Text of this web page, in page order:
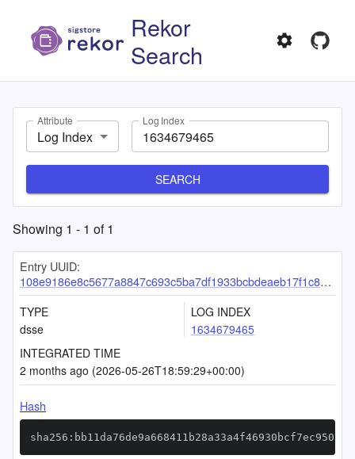
Rekor
Search
Attribute
Log Index
Log Index
SEARCH
Showing 1 - 1 of1
Entry UUID:
108e9186e8c5677a8847c693c5ba7df1933bcbdeaeb17f1c81186f651abfc7ebf2cf7a9c308bcc5e
TYPE
dsse
LOG INDEX
1634679465
INTEGRATED TIME
2 months ago (2026-05-26T18:59:29+00:00)
Hash